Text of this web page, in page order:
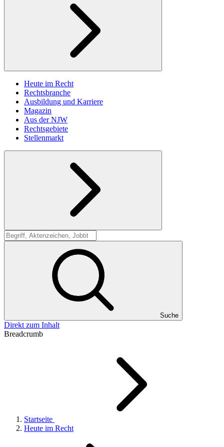
Heute im Recht
Rechtsbranche
Ausbildung und Karriere
Magazin
Aus der NJW
Rechtsgebiete
Stellenmarkt
Suche
Suche
Direkt zum Inhalt
Breadcrumb
Startseite
Heute im Recht